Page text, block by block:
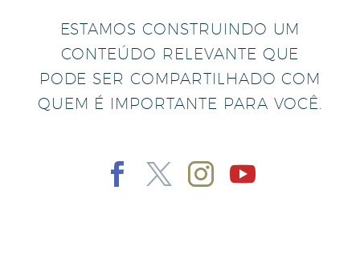
ESTAMOS CONSTRUINDO UM
CONTEÚDO RELEVANTE QUE
PODE SER COMPARTILHADO COM
QUEM É IMPORTANTE PARA VOCÊ.